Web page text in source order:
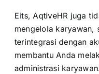
Eits, AqtiveHR juga
mengelola karyawan,
terintegrasi dengan
membantu Anda
administrasi